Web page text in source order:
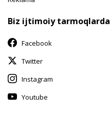
Biz ijtimoiy tarmoqlarda
Facebook
Twitter
Instagram
Youtube